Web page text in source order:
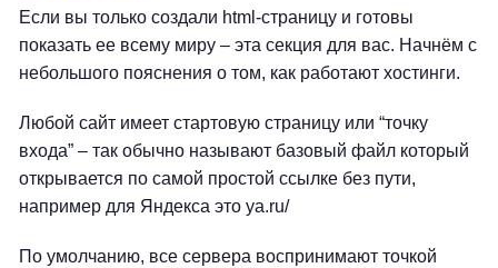
Если вы только создали html-страницу и готовы
показать ее всему миру – эта секция для вас. Начнём с
небольшого пояснения о том, как работают хостинги.
Любой сайт имеет стартовую страницу или “точку
входа” – так обычно называют базовый файл который
открывается по самой простой ссылке без пути,
например для Яндекса это ya.ru/
По умолчанию, все сервера воспринимают точкой